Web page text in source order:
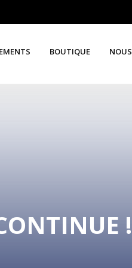
BOUTIQUE
!